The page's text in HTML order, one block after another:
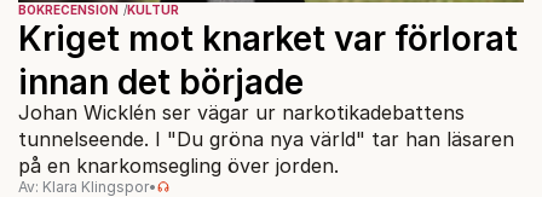
BOKRECENSION KULTUR
Kriget mot knarket var förlorat
innan det började
Johan Wicklén ser vägar ur narkotikadebattens
tunnelseende. I "Du gröna nya värld" tar han läsaren
på en knarkomsegling över jorden.
Av: Klara Klingspor•